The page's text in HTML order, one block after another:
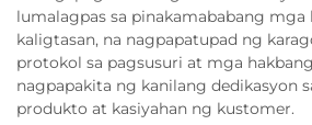
lumalagpas sa pinakamababang mga
kaligtasan, na nagpapatupad ng
protokol sa pagsusuri at mga
nagpapakita ng kanilang dedikasyon
produkto at kasiyahan ng kustomer.